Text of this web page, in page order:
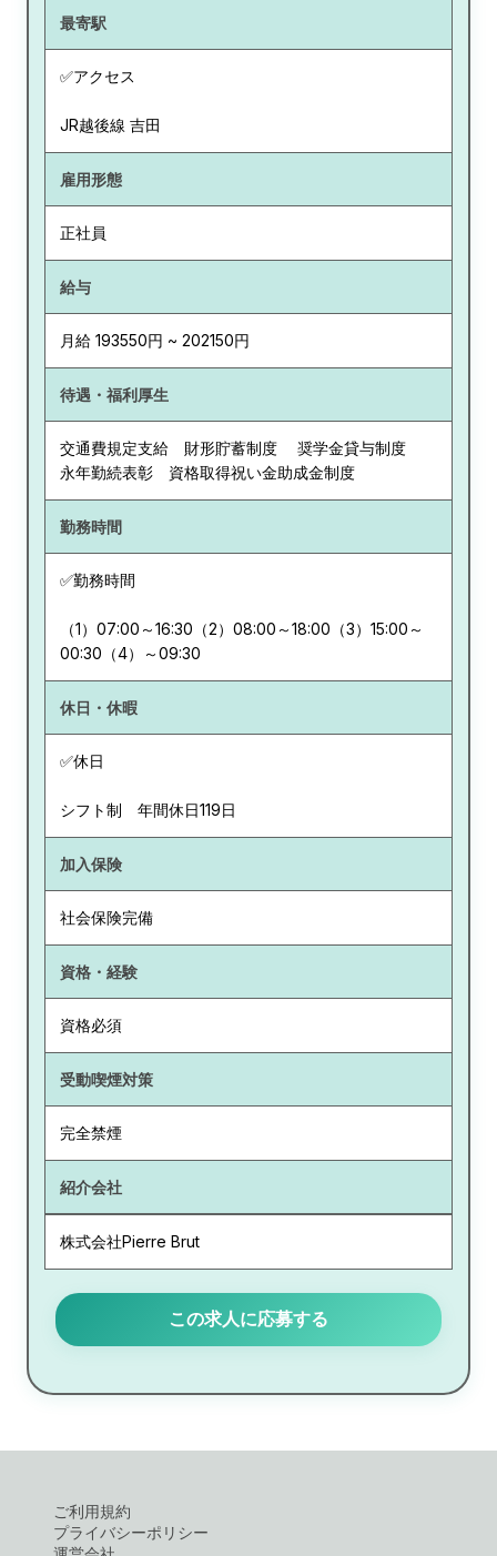
最寄駅
✅アクセス
JR越後線 吉田
雇用形態
正社員
給与
月給 193550円 ~ 202150円
待遇・福利厚生
交通費規定支給 財形貯蓄制度 奨学金貸与制度
永年勤続表彰 資格取得祝い金助成金制度
勤務時間
✅勤務時間
（1）07:00～16:30（2）08:00～18:00（3）15:00～
00:30（4）～09:30
休日・休暇
✅休日
シフト制 年間休日119日
加入保険
社会保険完備
資格・経験
資格必須
受動喫煙対策
完全禁煙
紹介会社
株式会社Pierre Brut
この求人に応募する
ご利用規約
プライバシーポリシー